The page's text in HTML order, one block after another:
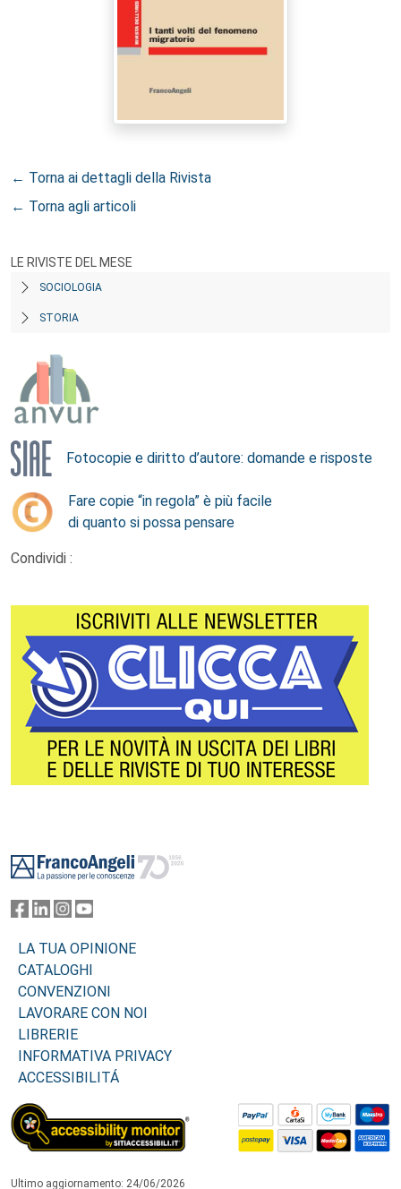
← Torna ai dettagli della Rivista
← Torna agli articoli
LE RIVISTE DEL MESE
SOCIOLOGIA
STORIA
Fotocopie e diritto d’autore: domande e risposte
Fare copie “in regola” è più facile
di quanto si possa pensare
Condividi :
LA TUA OPINIONE
CATALOGHI
CONVENZIONI
LAVORARE CON NOI
LIBRERIE
INFORMATIVA PRIVACY
ACCESSIBILITÁ
Ultimo aggiornamento: 24/06/2026